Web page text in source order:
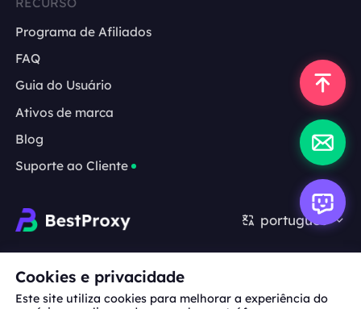
Programa de Afiliados
FAQ
Guia do Usuário
Ativos de marca
Blog
Suporte ao Cliente
português
Cooperação:michael.wang@bestproxy.com
Cookies e privacidade
Este site utiliza cookies para melhorar a experiência do